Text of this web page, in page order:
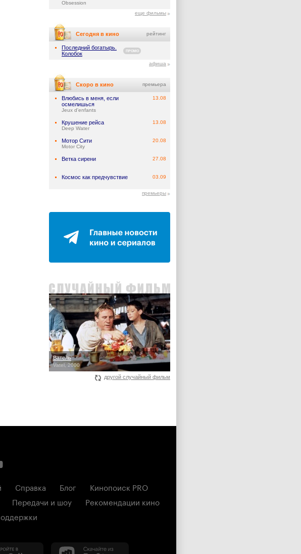
Obsession
еще фильмы
Сегодня в кино рейтинг
Последний богатырь.
Колобок
ПРОМО
афиша
Скоро в кино премьера
Влюбись в меня, если
осмелишься
Jeux d'enfants
13.08
Крушение рейса
Deep Water
13.08
Мотор Сити
Motor City
20.08
Ветка сирени 27.08
Космос как предчувствие 03.09
премьеры
Ватель
Vatel, 2000
другой случайный фильм
Справка Блог
Кинопоиск PRO
Передачи и шоу
Рекомендации кино